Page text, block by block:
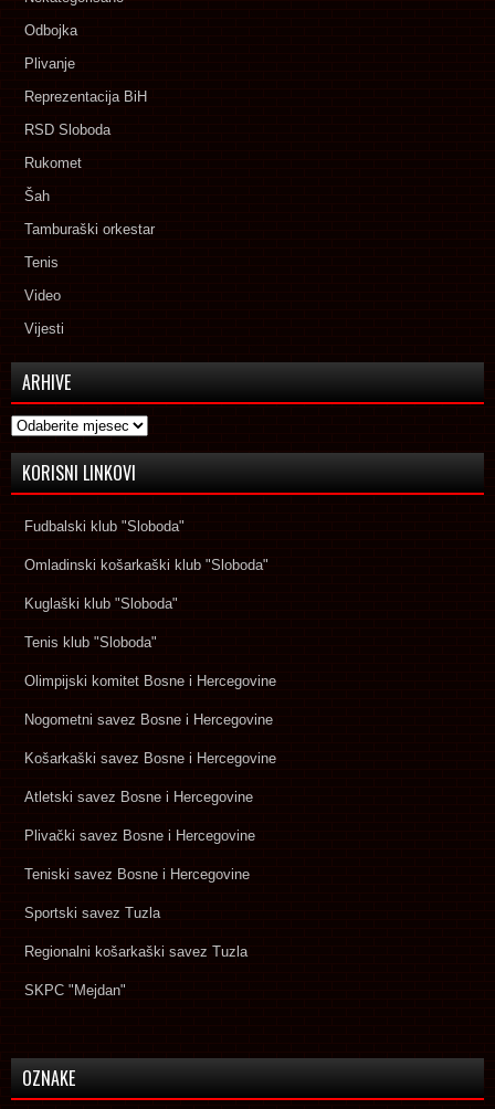
Odbojka
Plivanje
Reprezentacija BiH
RSD Sloboda
Rukomet
Šah
Tamburaški orkestar
Tenis
Video
Vijesti
ARHIVE
Arhive
KORISNI LINKOVI
Fudbalski klub "Sloboda"
Omladinski košarkaški klub "Sloboda"
Kuglaški klub "Sloboda"
Tenis klub "Sloboda"
Olimpijski komitet Bosne i Hercegovine
Nogometni savez Bosne i Hercegovine
Košarkaški savez Bosne i Hercegovine
Atletski savez Bosne i Hercegovine
Plivački savez Bosne i Hercegovine
Teniski savez Bosne i Hercegovine
Sportski savez Tuzla
Regionalni košarkaški savez Tuzla
SKPC "Mejdan"
OZNAKE